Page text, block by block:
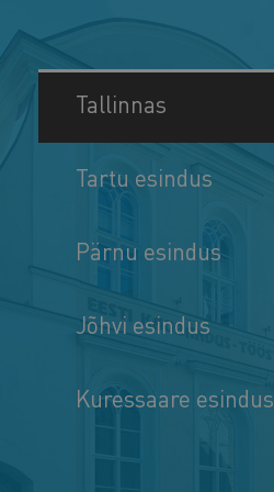
Tallinnas
Tartu esindus
Pärnu esindus
Jõhvi esindus
Kuressaare esindus